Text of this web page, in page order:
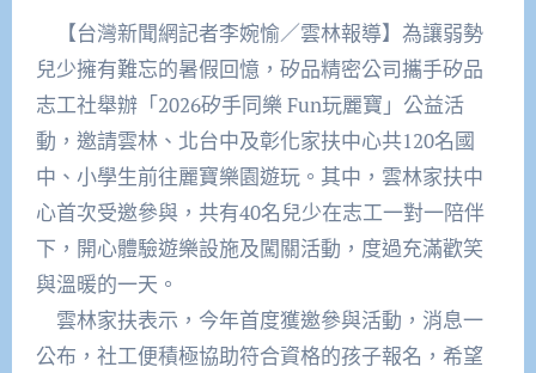
【台灣新聞網記者李婉愉／雲林報導】為讓弱勢
兒少擁有難忘的暑假回憶，矽品精密公司攜手矽品
志工社舉辦「2026矽手同樂 Fun玩麗寶」公益活
動，邀請雲林、北台中及彰化家扶中心共120名國
中、小學生前往麗寶樂園遊玩。其中，雲林家扶中
心首次受邀參與，共有40名兒少在志工一對一陪伴
下，開心體驗遊樂設施及闖關活動，度過充滿歡笑
與溫暖的一天。
雲林家扶表示，今年首度獲邀參與活動，消息一
公布，社工便積極協助符合資格的孩子報名，希望